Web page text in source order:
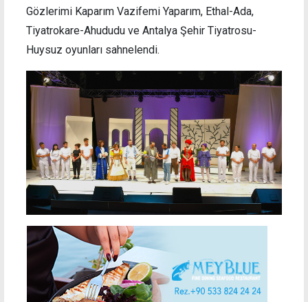
Gözlerimi Kaparım Vazifemi Yaparım, Ethal-Ada,
Tiyatrokare-Ahududu ve Antalya Şehir Tiyatrosu-
Huysuz oyunları sahnelendi.